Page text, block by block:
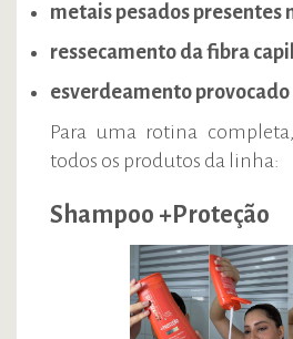
metais pesados presentes
ressecamento da fibra
esverdeamento provocado
Para uma rotina
todos os produtos da linha:
Shampoo +Proteção